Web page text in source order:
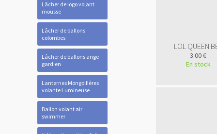
Lâcher de logo volant
mousse
Lâcher de ballons
colombes
Lâcher de ballons ange
gardien
Lanternes Mongolfières
volante Lumineuse
Ballon volant air
swimmer
LOL QUEEN
3.00 €
En stock